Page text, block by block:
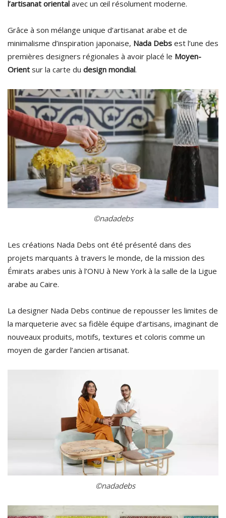
l’artisanat oriental avec un œil résolument moderne.
Grâce à son mélange unique d’artisanat arabe et de
minimalisme d’inspiration japonaise, Nada Debs est l’une des
premières designers régionales à avoir placé le Moyen-
Orient sur la carte du design mondial.
©nadadebs
Les créations Nada Debs ont été présenté dans des
projets marquants à travers le monde, de la mission des
Émirats arabes unis à l’ONU à New York à la salle de la Ligue
arabe au Caire.
La designer Nada Debs continue de repousser les limites de
la marqueterie avec sa fidèle équipe d’artisans, imaginant de
nouveaux produits, motifs, textures et coloris comme un
moyen de garder l’ancien artisanat.
©nadadebs